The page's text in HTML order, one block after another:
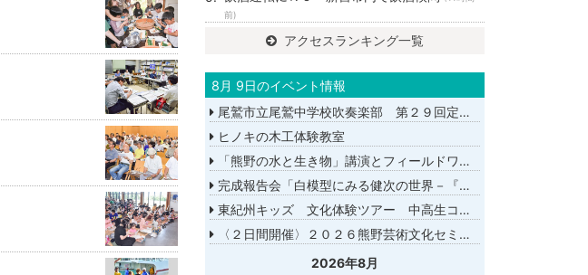
前)
アクセスランキング一覧
8月 9日のイベント情報
尾鷲市立尾鷲中学校吹奏楽部 第２９回定期演奏会
ヒノキの木工体験教室
「熊野の水と生き物」講演とフィールドワーク
完成報告会「白模型にみる健次の世界－『千年の愉楽』『奇蹟』より－」
東紀州キッズ 文化体験ツアー 中高生コース
〈２日間開催〉２０２６熊野芸術文化セミナー
2026年8月